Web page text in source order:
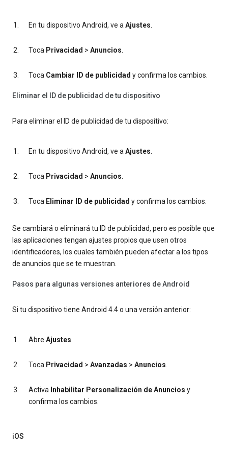
En tu dispositivo Android, ve aAjustes.
Toca Privacidad > Anuncios.
Toca Cambiar ID de publicidad y confirma los cambios.
Eliminar el ID de publicidad de tu dispositivo
Para eliminar el ID de publicidad de tu dispositivo:
En tu dispositivo Android, ve aAjustes.
Toca Privacidad > Anuncios.
Toca Eliminar ID de publicidad y confirma los cambios.
Se cambiará o eliminará tu ID de publicidad, pero es posible que
las aplicaciones tengan ajustes propios que usen otros
identificadores, los cuales también pueden afectar a los tipos
de anuncios que se te muestran.
Pasos para algunas versiones anteriores de Android
Si tu dispositivo tiene Android 4.4 o una versión anterior:
Abre Ajustes.
Toca Privacidad > Avanzadas > Anuncios.
Activa Inhabilitar Personalización de Anuncios y
confirma los cambios.
iOS